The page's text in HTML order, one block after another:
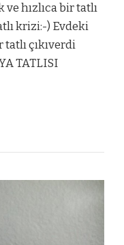
hızlıca bir tatlı
krizi:-) Evdeki
çıkıverdi
TATLISI